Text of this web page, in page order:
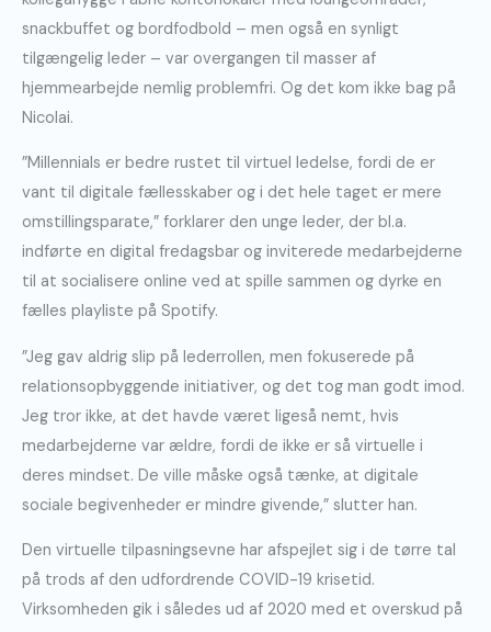
snackbuffet og bordfodbold – men også en synligt
tilgængelig leder – var overgangen til masser af
hjemmearbejde nemlig problemfri. Og det kom ikke bag på
Nicolai.
”Millennials er bedre rustet til virtuel ledelse, fordi de er
vant til digitale fællesskaber og i det hele taget er mere
omstillingsparate,” forklarer den unge leder, der bl.a.
indførte en digital fredagsbar og inviterede medarbejderne
til at socialisere online ved at spille sammen og dyrke en
fælles playliste på Spotify.
”Jeg gav aldrig slip på lederrollen, men fokuserede på
relationsopbyggende initiativer, og det tog man godt imod.
Jeg tror ikke, at det havde været ligeså nemt, hvis
medarbejderne var ældre, fordi de ikke er så virtuelle i
deres mindset. De ville måske også tænke, at digitale
sociale begivenheder er mindre givende,” slutter han.
Den virtuelle tilpasningsevne har afspejlet sig i de tørre tal
på trods af den udfordrende COVID-19 krisetid.
Virksomheden gik i således ud af 2020 med et overskud på